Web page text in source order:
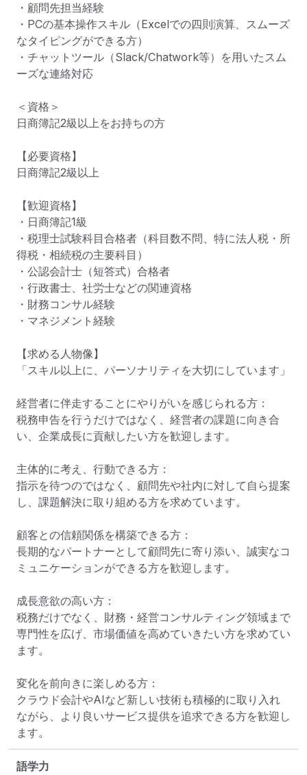
・顧問先担当経験
・PCの基本操作スキル（Excelでの四則演算、スムーズ
なタイピングができる方）
・チャットツール（Slack/Chatwork等）を用いたスム
ーズな連絡対応
＜資格＞
日商簿記2級以上をお持ちの方
【必要資格】
日商簿記2級以上
【歓迎資格】
・日商簿記1級
・税理士試験科目合格者（科目数不問、特に法人税・所
得税・相続税の主要科目）
・公認会計士（短答式）合格者
・行政書士、社労士などの関連資格
・財務コンサル経験
・マネジメント経験
【求める人物像】
「スキル以上に、パーソナリティを大切にしています」
経営者に伴走することにやりがいを感じられる方：
税務申告を行うだけではなく、経営者の課題に向き合
い、企業成長に貢献したい方を歓迎します。
主体的に考え、行動できる方：
指示を待つのではなく、顧問先や社内に対して自ら提案
し、課題解決に取り組める方を求めています。
顧客との信頼関係を構築できる方：
長期的なパートナーとして顧問先に寄り添い、誠実なコ
ミュニケーションができる方を歓迎します。
成長意欲の高い方：
税務だけでなく、財務・経営コンサルティング領域まで
専門性を広げ、市場価値を高めていきたい方を求めてい
ます。
変化を前向きに楽しめる方：
クラウド会計やAIなど新しい技術も積極的に取り入れ
ながら、より良いサービス提供を追求できる方を歓迎し
ます。
語学力